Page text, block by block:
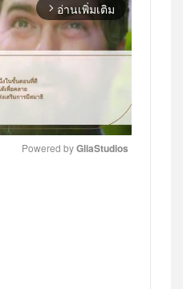
arrow_forward_ios อ่านเพิ่มเติม
Powered by GliaStudios